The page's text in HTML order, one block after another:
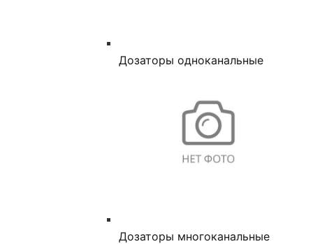
Дозаторы одноканальные
Дозаторы многоканальные